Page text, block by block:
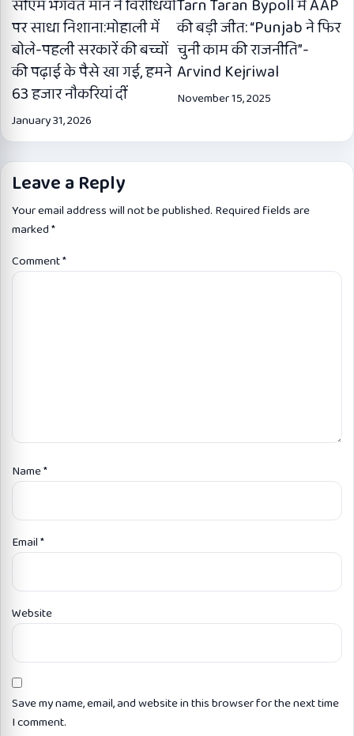
सीएम भगवंत मान ने विरोधियों
पर साधा निशाना:मोहाली में
बोले-पहली सरकारें की बच्चों
की पढ़ाई के पैसे खा गई, हमने
63 हजार नौकरियां दीं
January 31, 2026
Tarn Taran Bypoll में AAP
की बड़ी जीत: “Punjab ने फिर
चुनी काम की राजनीति”-
Arvind Kejriwal
November 15, 2025
Leave a Reply
Your email address will not be published. Required fields are
marked*
Comment*
Name*
Email*
Website
Save my name, email, and website in this browser for the next time
I comment.